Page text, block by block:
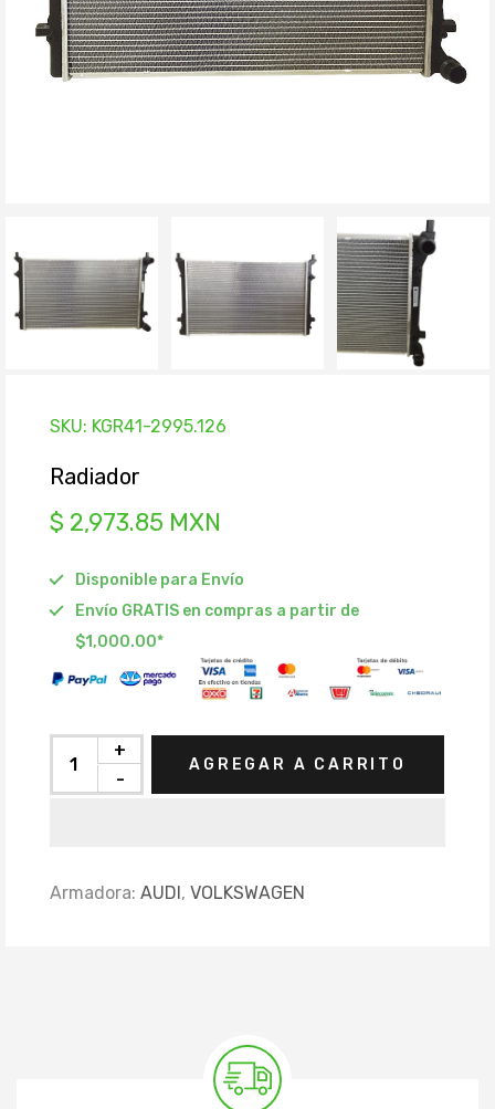
SKU: KGR41-2995.126
Radiador
$ 2,973.85 MXN
Disponible para Envío
Envío GRATIS en compras a partir de
$1,000.00*
-
+
AGREGAR A CARRITO
Armadora: AUDI, VOLKSWAGEN